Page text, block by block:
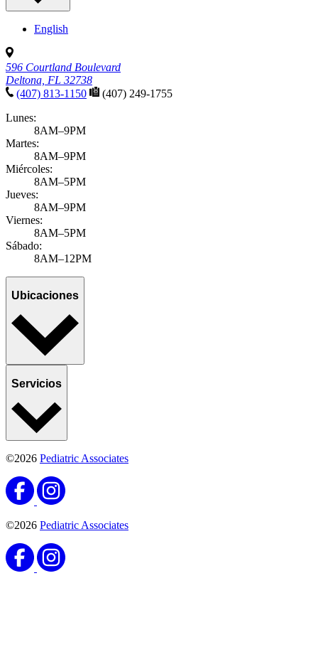
English
596 Courtland Boulevard
Deltona, FL 32738
(407) 813-1150
(407) 249-1755
Lunes:
8AM–9PM
Martes:
8AM–9PM
Miércoles:
8AM–5PM
Jueves:
8AM–9PM
Viernes:
8AM–5PM
Sábado:
8AM–12PM
Ubicaciones
Servicios
©2026 Pediatric Associates
©2026 Pediatric Associates